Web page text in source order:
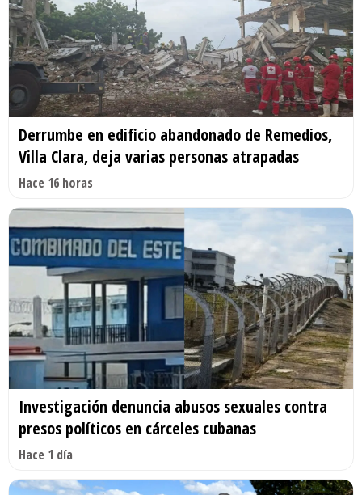
Derrumbe en edificio abandonado de Remedios,
Villa Clara, deja varias personas atrapadas
Hace 16 horas
Investigación denuncia abusos sexuales contra
presos políticos en cárceles cubanas
Hace 1 día